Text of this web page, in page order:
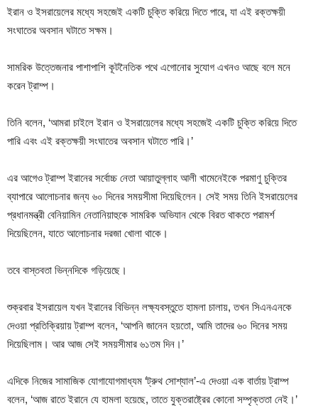
ইরান ও ইসরায়েলের মধ্যে সহজেই একটি চুক্তি করিয়ে দিতে পারে, যা এই রক্তক্ষয়ী
সংঘাতের অবসান ঘটাতে সক্ষম।
সামরিক উত্তেজনার পাশাপাশি কূটনৈতিক পথে এগোনোর সুযোগ এখনও আছে বলে মনে
করেন ট্রাম্প।
তিনি বলেন, ‘আমরা চাইলে ইরান ও ইসরায়েলের মধ্যে সহজেই একটি চুক্তি করিয়ে দিতে
পারি এবং এই রক্তক্ষয়ী সংঘাতের অবসান ঘটাতে পারি।’
এর আগেও ট্রাম্প ইরানের সর্বোচ্চ নেতা আয়াতুল্লাহ আলী খামেনেইকে পরমাণু চুক্তির
ব্যাপারে আলোচনার জন্য ৬০ দিনের সময়সীমা দিয়েছিলেন। সেই সময় তিনি ইসরায়েলের
প্রধানমন্ত্রী বেনিয়ামিন নেতানিয়াহুকে সামরিক অভিযান থেকে বিরত থাকতে পরামর্শ
দিয়েছিলেন, যাতে আলোচনার দরজা খোলা থাকে।
তবে বাস্তবতা ভিন্নদিকে গড়িয়েছে।
শুক্রবার ইসরায়েল যখন ইরানের বিভিন্ন লক্ষ্যবস্তুতে হামলা চালায়, তখন সিএনএনকে
দেওয়া প্রতিক্রিয়ায় ট্রাম্প বলেন, ‘আপনি জানেন হয়তো, আমি তাদের ৬০ দিনের সময়
দিয়েছিলাম। আর আজ সেই সময়সীমার ৬১তম দিন।’
এদিকে নিজের সামাজিক যোগাযোগমাধ্যম ‘ট্রুথ সোশ্যাল’-এ দেওয়া এক বার্তায় ট্রাম্প
বলেন, ‘আজ রাতে ইরানে যে হামলা হয়েছে, তাতে যুক্তরাষ্ট্রের কোনো সম্পৃক্ততা নেই।’